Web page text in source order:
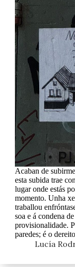
Acaban de
esta subida trae
lugar onde estás
momento. Unha
traballou
soa e á condena
provisionalidade.
paredes; é o
Lucía